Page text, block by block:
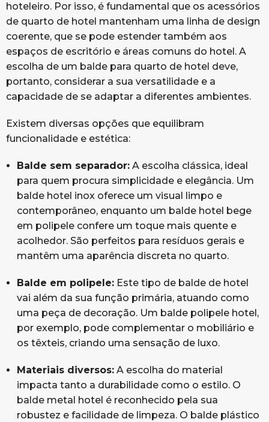
hoteleiro. Por isso, é fundamental que os acessórios
de quarto de hotel mantenham uma linha de design
coerente, que se pode estender também aos
espaços de escritório e áreas comuns do hotel. A
escolha de um balde para quarto de hotel deve,
portanto, considerar a sua versatilidade e a
capacidade de se adaptar a diferentes ambientes.
Existem diversas opções que equilibram
funcionalidade e estética:
Balde sem separador:A escolha clássica, ideal
para quem procura simplicidade e elegância. Um
balde hotel inox oferece um visual limpo e
contemporâneo, enquanto um balde hotel bege
em polipele confere um toque mais quente e
acolhedor. São perfeitos para resíduos gerais e
mantêm uma aparência discreta no quarto.
Balde em polipele:Este tipo de balde de hotel
vai além da sua função primária, atuando como
uma peça de decoração. Um balde polipele hotel,
por exemplo, pode complementar o mobiliário e
os têxteis, criando uma sensação de luxo.
Materiais diversos:A escolha do material
impacta tanto a durabilidade como o estilo. O
balde metal hotel é reconhecido pela sua
robustez e facilidade de limpeza. O balde plástico